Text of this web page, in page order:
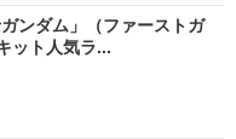
ンダム」（ファーストガ
ット人気ラ...